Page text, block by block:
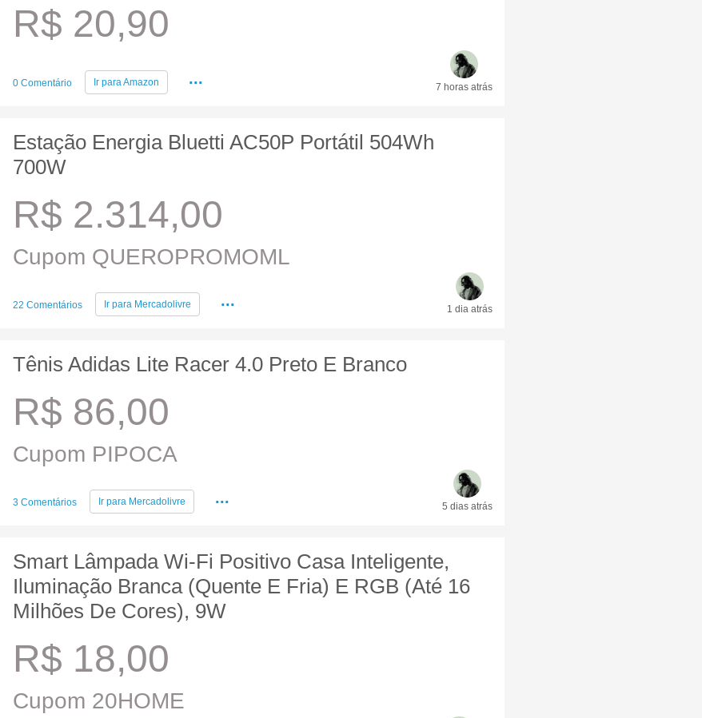
R$ 20,90
0 Comentário Ir paraAmazon ... 7 horas atrás
Estação Energia Bluetti AC50P Portátil 504Wh
700W
R$ 2.314,00
Cupom QUEROPROMOML
22 Comentários Ir para Mercadolivre ... 1 dia atrás
Tênis Adidas Lite Racer 4.0 Preto E Branco
R$ 86,00
Cupom PIPOCA
3 Comentários Ir para Mercadolivre ... 5 dias atrás
Smart Lâmpada Wi-Fi Positivo Casa Inteligente,
Iluminação Branca (Quente E Fria) E RGB (Até 16
Milhões De Cores), 9W
R$ 18,00
Cupom 20HOME